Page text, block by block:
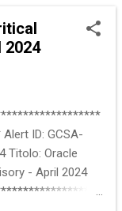
presenti in
remoto
disponibili alla
interessato
Orchestrator,
2024
ID: GCSA-
Titolo: Oracle
- April 2024